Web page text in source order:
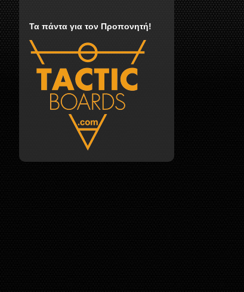
Τα πάντα για τον Προπονητή!